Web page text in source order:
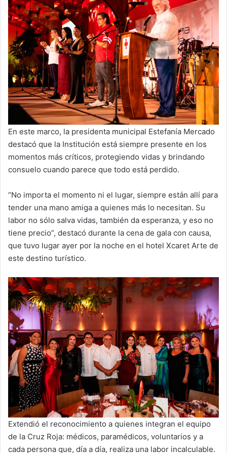
En este marco, la presidenta municipal Estefanía Mercado
destacó que la Institución está siempre presente en los
momentos más críticos, protegiendo vidas y brindando
consuelo cuando parece que todo está perdido.
“No importa el momento ni el lugar, siempre están allí para
tender una mano amiga a quienes más lo necesitan. Su
labor no sólo salva vidas, también da esperanza, y eso no
tiene precio”, destacó durante la cena de gala con causa,
que tuvo lugar ayer por la noche en el hotel Xcaret Arte de
este destino turístico.
Extendió el reconocimiento a quienes integran el equipo
de la Cruz Roja: médicos, paramédicos, voluntarios y a
cada persona que, día a día, realiza una labor incalculable.